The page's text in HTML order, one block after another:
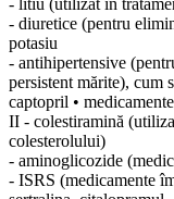
- litiu (utilizat în
- diuretice (pentru
potasiu
- antihipertensive
persistent mărite), cum
captopril •
II - colestiramină
colesterolului)
- aminoglicozide
- ISRS (medicamente